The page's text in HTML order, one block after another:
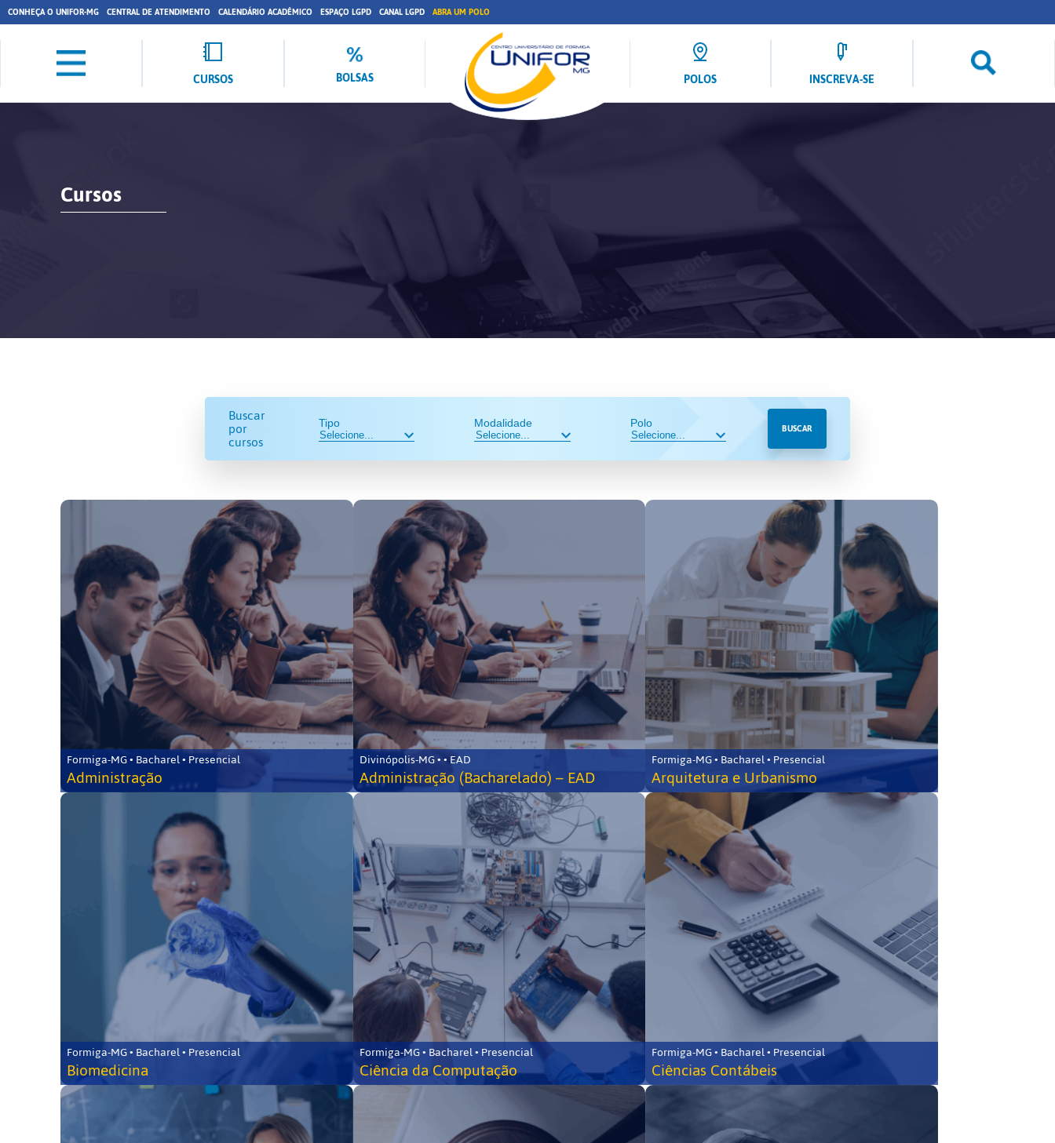
CONHEÇA O UNIFOR-MG CENTRAL DE ATENDIMENTO CALENDÁRIO ACADÊMICO ESPAÇO LGPD CANAL LGPD ABRA UM POLO
CURSOS BOLSAS POLOS INSCREVA-SE
Cursos
Buscar
por
cursos
Tipo Modalidade Polo BUSCAR
Formiga-MG • Bacharel • Presencial
Administração
Divinópolis-MG • • EAD
Administração (Bacharelado) – EAD
Formiga-MG • Bacharel • Presencial
Arquitetura e Urbanismo
Formiga-MG • Bacharel • Presencial
Biomedicina
Formiga-MG • Bacharel • Presencial
Ciência da Computação
Formiga-MG • Bacharel • Presencial
Ciências Contábeis